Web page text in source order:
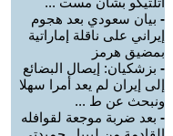
- بيان سعودي بعد هجوم
إيراني على ناقلة إماراتية
بمضيق هرمز
- بزشكيان: إيصال البضائع
إلى إيران لم يعد أمرا سهلا
ونبحث عن ط ...
- بعد ضربة موجعة لقوافله